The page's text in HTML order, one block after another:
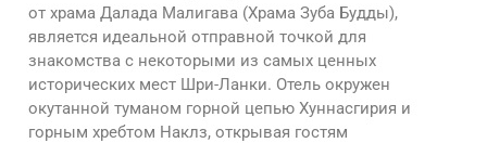
от храма Далада Малигава (Храма Зуба Будды),
является идеальной отправной точкой для
знакомства с некоторыми из самых ценных
исторических мест Шри-Ланки. Отель окружен
окутанной туманом горной цепью Хуннасгирия и
горным хребтом Наклз, открывая гостям